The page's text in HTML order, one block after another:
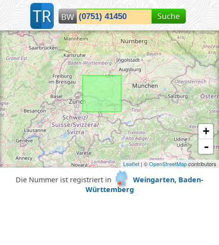
TR BW Suche
+
-
Leaflet| ©OpenStreetMapcontributors
Lokalisiere Baden-Württemberg...
Die Nummer ist registriert in
Weingarten, Baden-
Württemberg